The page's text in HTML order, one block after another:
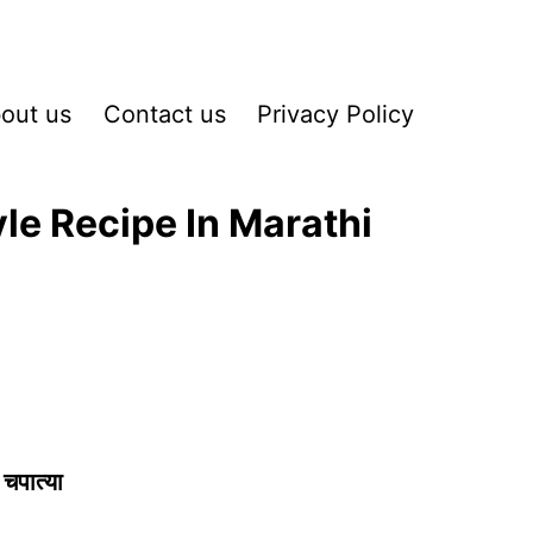
us Contact us Privacy Policy
Recipe In Marathi